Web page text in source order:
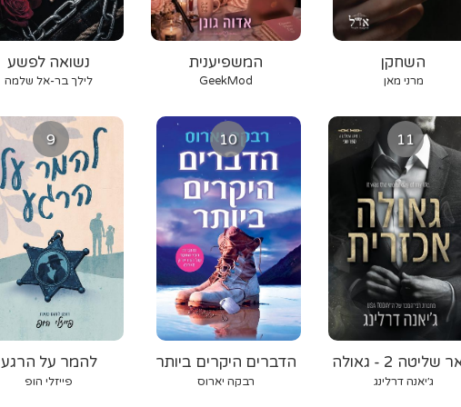
נשואה לפשע
לילך בר-אל שלמה
המשפיענית
GeekMod
השחקן
מרני מאן
9
להמר על הרגע
פייזלי הופ
10
הדברים היקרים ביותר
רבקה יארוס
11
דואר שליטה 2 - גאולה
אכזרית
ג׳יאנה דרלינג